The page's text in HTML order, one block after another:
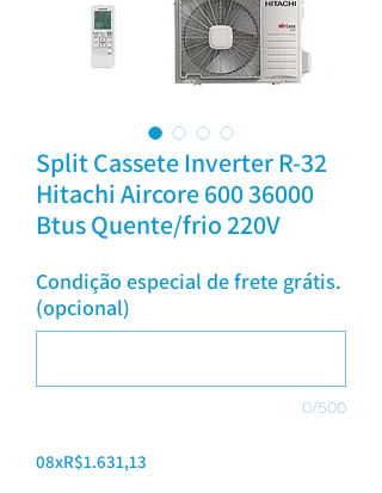
Split Cassete Inverter R-32
Hitachi Aircore 600 36000
Btus Quente/frio 220V
Condição especial de frete grátis.
(opcional)
0/500
08xR$1.631,13